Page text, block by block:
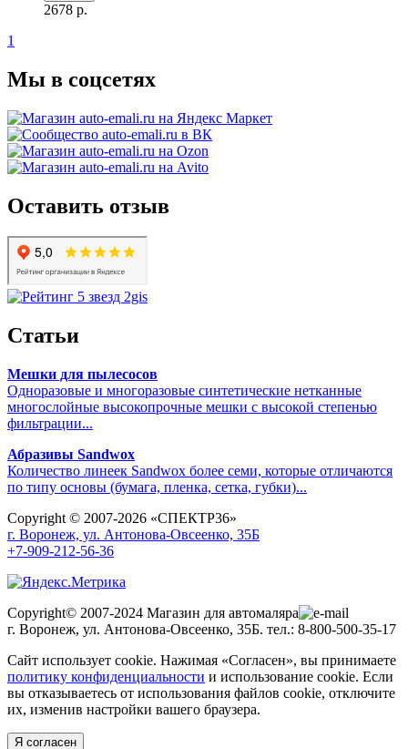
2678 р.
1
Мы в соцсетях
Оставить отзыв
Статьи
Мешки для пылесосов
Одноразовые и многоразовые синтетические нетканные
многослойные высокопрочные мешки с высокой степенью
фильтрации...
Абразивы Sandwox
Количество линеек Sandwox более семи, которые отличаются
по типу основы (бумага, пленка, сетка, губки)...
Copyright © 2007-2026 «СПЕКТР36»
г. Воронеж, ул. Антонова-Овсеенко, 35Б
+7-909-212-56-36
Copyright© 2007-2024 Магазин для автомаляра
г. Воронеж, ул. Антонова-Овсеенко, 35Б. тел.: 8-800-500-35-17
Сайт использует cookie. Нажимая «Согласен», вы принимаете
политику конфиденциальности и использование cookie. Если
вы отказываетесь от использования файлов cookie, отключите
их, изменив настройки вашего браузера.
Я согласен